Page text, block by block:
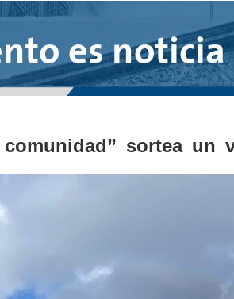
sortea un